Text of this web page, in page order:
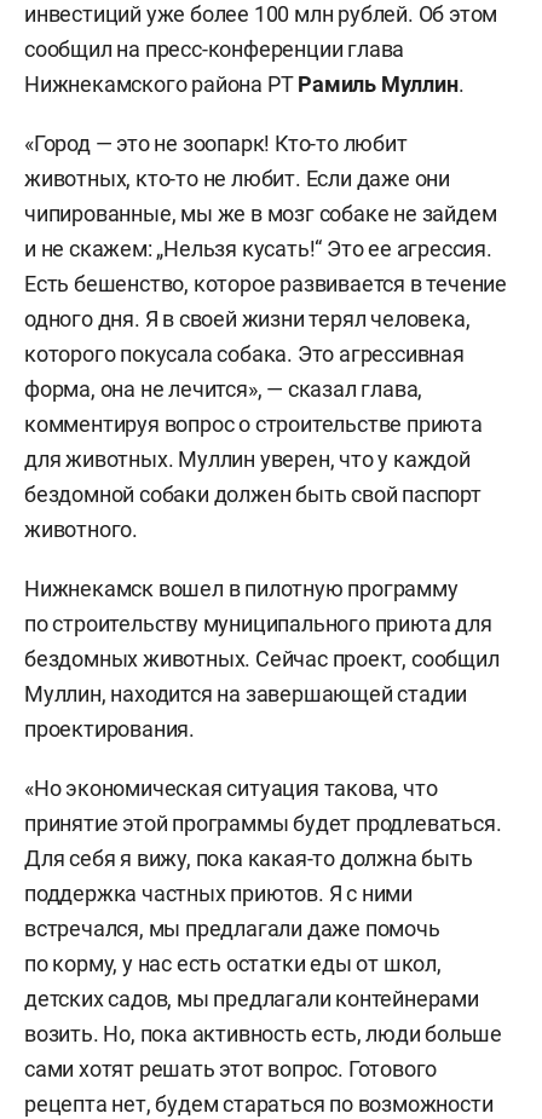
инвестиций уже более 100 млн рублей. Об этом
сообщил на пресс-конференции глава
Нижнекамского района РТРамиль Муллин.
«Город — это не зоопарк! Кто-то любит
животных, кто-то не любит. Если даже они
чипированные, мы же в мозг собаке не зайдем
и не скажем: „Нельзя кусать!“ Это ее агрессия.
Есть бешенство, которое развивается в течение
одного дня. Я в своей жизни терял человека,
которого покусала собака. Это агрессивная
форма, она не лечится», — сказал глава,
комментируя вопрос о строительстве приюта
для животных. Муллин уверен, что у каждой
бездомной собаки должен быть свой паспорт
животного.
Нижнекамск вошел в пилотную программу
по строительству муниципального приюта для
бездомных животных. Сейчас проект, сообщил
Муллин, находится на завершающей стадии
проектирования.
«Но экономическая ситуация такова, что
принятие этой программы будет продлеваться.
Для себя я вижу, пока какая-то должна быть
поддержка частных приютов. Я с ними
встречался, мы предлагали даже помочь
по корму, у нас есть остатки еды от школ,
детских садов, мы предлагали контейнерами
возить. Но, пока активность есть, люди больше
сами хотят решать этот вопрос. Готового
рецепта нет, будем стараться по возможности